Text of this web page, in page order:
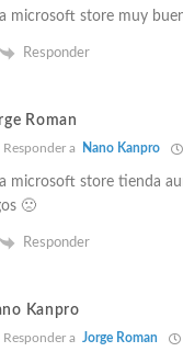
microsoft store muy
Responder
Roman
Responder a Nano Kanpro
microsoft store tienda
🙁
Responder
Kanpro
Responder a Jorge Roman